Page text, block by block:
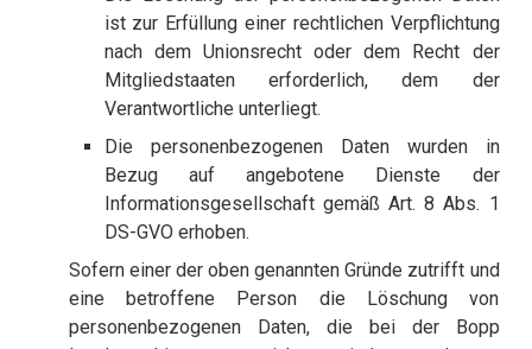
ist zur Erfüllung einer rechtlichen Verpflichtung
nach dem Unionsrecht oder dem Recht der
Mitgliedstaaten erforderlich, dem der
Verantwortliche unterliegt.
Die personenbezogenen Daten wurden in
Bezug auf angebotene Dienste der
Informationsgesellschaft gemäß Art. 8 Abs. 1
DS-GVO erhoben.
Sofern einer der oben genannten Gründe zutrifft und
eine betroffene Person die Löschung von
personenbezogenen Daten, die bei der Bopp